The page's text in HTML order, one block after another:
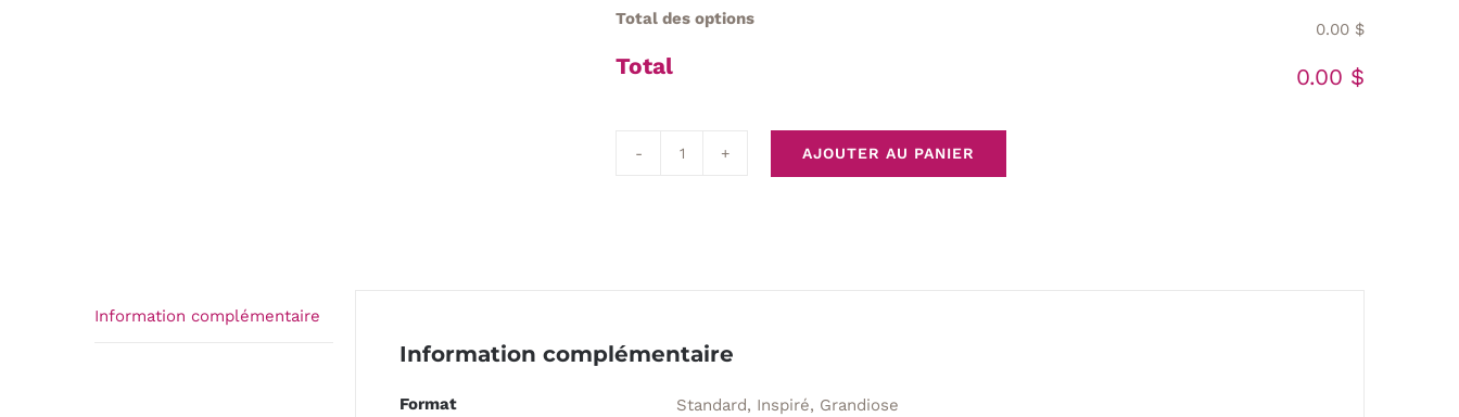
Total des options
0.00 $
Total 0.00 $
et
AJOUTER AU PANIER
Information complémentaire
Information complémentaire
Format Standard, Inspiré, Grandiose